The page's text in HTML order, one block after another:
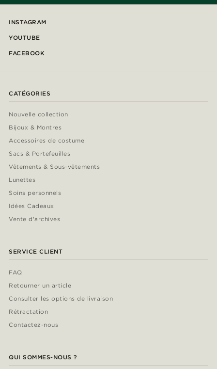
INSTAGRAM
YOUTUBE
FACEBOOK
CATÉGORIES
Nouvelle collection
Bijoux & Montres
Accessoires de costume
Sacs & Portefeuilles
Vêtements & Sous-vêtements
Lunettes
Soins personnels
Idées Cadeaux
Vente d'archives
SERVICE CLIENT
FAQ
Retourner un article
Consulter les options de livraison
Rétractation
Contactez-nous
QUI SOMMES-NOUS ?